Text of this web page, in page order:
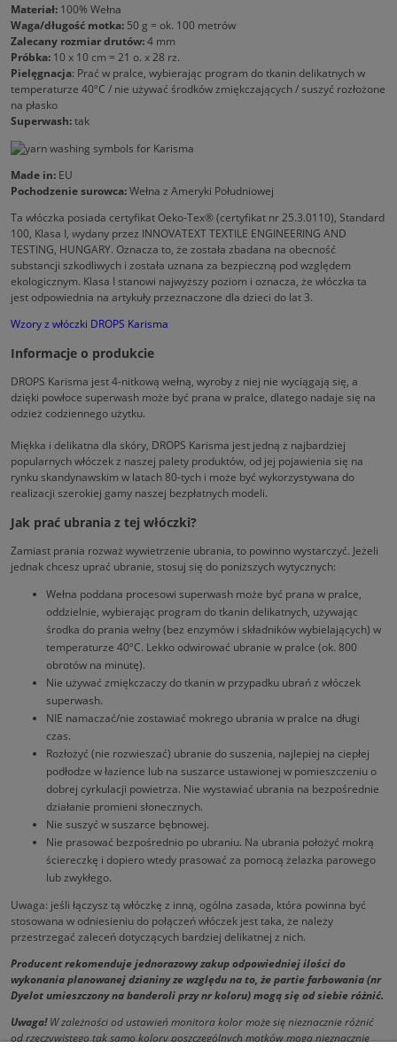
Materiał: 100% Wełna
Waga/długość motka: 50 g = ok. 100 metrów
Zalecany rozmiar drutów:4 mm
Próbka: 10 x 10 cm = 21 o. x 28 rz.
Pielęgnacja: Prać w pralce, wybierając program do tkanin delikatnych w
temperaturze 40ºC / nie używać środków zmiękczających / suszyć rozłożone
na płasko
Superwash:tak
Made in: EU
Pochodzenie surowca:Wełna z Ameryki Południowej
Ta włóczka posiada certyfikat Oeko-Tex® (certyfikat nr 25.3.0110), Standard
100, Klasa I, wydany przez INNOVATEXT TEXTILE ENGINEERING AND
TESTING, HUNGARY. Oznacza to, że została zbadana na obecność
substancji szkodliwych i została uznana za bezpieczną pod względem
ekologicznym. Klasa I stanowi najwyższy poziom i oznacza, że włóczka ta
jest odpowiednia na artykuły przeznaczone dla dzieci do lat 3.
Wzory z włóczki DROPS Karisma
Informacje o produkcie
DROPS Karisma jest 4-nitkową wełną, wyroby z niej nie wyciągają się, a
dzięki powłoce superwash może być prana w pralce, dlatego nadaje się na
odzież codziennego użytku.
Miękka i delikatna dla skóry, DROPS Karisma jest jedną z najbardziej
popularnych włóczek z naszej palety produktów, od jej pojawienia się na
rynku skandynawskim w latach 80-tych i może być wykorzystywana do
realizacji szerokiej gamy naszej bezpłatnych modeli.
Jak prać ubrania z tej włóczki?
Zamiast prania rozważ wywietrzenie ubrania, to powinno wystarczyć. Jeżeli
jednak chcesz uprać ubranie, stosuj się do poniższych wytycznych:
Wełna poddana procesowi superwash może być prana w pralce,
oddzielnie, wybierając program do tkanin delikatnych, używając
środka do prania wełny (bez enzymów i składników wybielających) w
temperaturze 40ºC. Lekko odwirować ubranie w pralce (ok. 800
obrotów na minutę).
Nie używać zmiękczaczy do tkanin w przypadku ubrań z włóczek
superwash.
NIE namaczać/nie zostawiać mokrego ubrania w pralce na długi
czas.
Rozłożyć (nie rozwieszać) ubranie do suszenia, najlepiej na ciepłej
podłodze w łazience lub na suszarce ustawionej w pomieszczeniu o
dobrej cyrkulacji powietrza. Nie wystawiać ubrania na bezpośrednie
działanie promieni słonecznych.
Nie suszyć w suszarce bębnowej.
Nie prasować bezpośrednio po ubraniu. Na ubrania położyć mokrą
ściereczkę i dopiero wtedy prasować za pomocą żelazka parowego
lub zwykłego.
Uwaga: jeśli łączysz tą włóczkę z inną, ogólna zasada, która powinna być
stosowana w odniesieniu do połączeń włóczek jest taka, że należy
przestrzegać zaleceń dotyczących bardziej delikatnej z nich.
Producent rekomenduje jednorazowy zakup odpowiedniej ilości do
wykonania planowanej dzianiny ze względu na to, że partie farbowania (nr
Dyelot umieszczony na banderoli przy nr koloru) mogą się od siebie różnić.
Uwaga!W zależności od ustawień monitora kolor może się nieznacznie różnić
od rzeczywistego tak samo kolory poszczególnych motków mogą nieznacznie